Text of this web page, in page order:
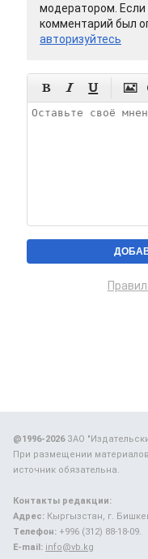
модератором.
комментарий был
авторизуйтесь
   
@1996-2026ЗАО
При размещении
источник обязательна.
Контакты редакции:
Адрес: Кыргызстан, г.
Телефон: +996 (312) 88-18-09.
E-mail: info@vb.kg